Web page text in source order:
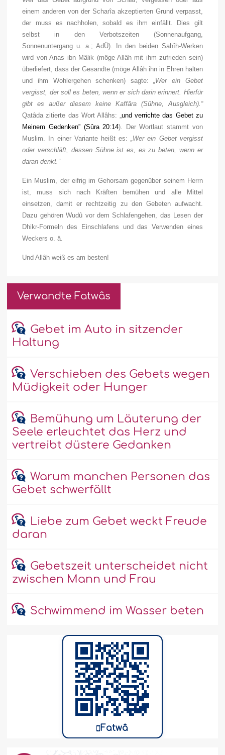
einem anderen von der Scharîa akzeptierten Grund verpasst,
der muss es nachholen, sobald es ihm einfällt. Dies gilt
selbst in den Verbotszeiten (Sonnenaufgang,
Sonnenuntergang u. a.; AdÜ). In den beiden Sahîh-Werken
wird von Anas ibn Mâlik (möge Allâh mit ihm zufrieden sein)
überliefert, dass der Gesandte (möge Allâh ihn in Ehren halten
und ihm Wohlergehen schenken) sagte:„Wer ein Gebet
vergisst, der soll es beten, wenn er sich darin erinnert. Hierfür
gibt es außer diesem keine Kaffâra (Sühne, Ausgleich).“
Qatâda zitierte das Wort Allâhs: „und verrichte das Gebet zu
Meinem Gedenken”(Sûra 20:14). Der Wortlaut stammt von
Muslim. In einer Variante heißt es:„Wer ein Gebet vergisst
oder verschläft, dessen Sühne ist es, es zu beten, wenn er
daran denkt.“
Ein Muslim, der eifrig im Gehorsam gegenüber seinem Herrn
ist, muss sich nach Kräften bemühen und alle Mittel
einsetzen, damit er rechtzeitig zu den Gebeten aufwacht.
Dazu gehören Wudû vor dem Schlafengehen, das Lesen der
Dhikr-Formeln des Einschlafens und das Verwenden eines
Weckers o. ä.
Und Allâh weiß es am besten!
Verwandte Fatwâs
Gebet im Auto in sitzender
Haltung
Verschieben des Gebets wegen
Müdigkeit oder Hunger
Bemühung um Läuterung der
Seele erleuchtet das Herz und
vertreibt düstere Gedanken
Warum manchen Personen das
Gebet schwerfällt
Liebe zum Gebet weckt Freude
daran
Gebetszeit unterscheidet nicht
zwischen Mann und Frau
Schwimmend im Wasser beten
Fatwâ